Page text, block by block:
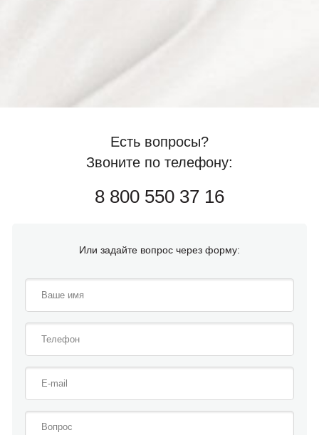
Есть вопросы?
Звоните по телефону:
8 800 550 37 16
Или задайте вопрос через форму: